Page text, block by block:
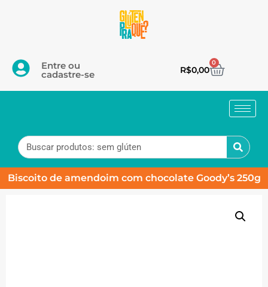
Entre ou
cadastre-se R$0,00
0
Biscoito de amendoim com chocolate Goody’s 250g